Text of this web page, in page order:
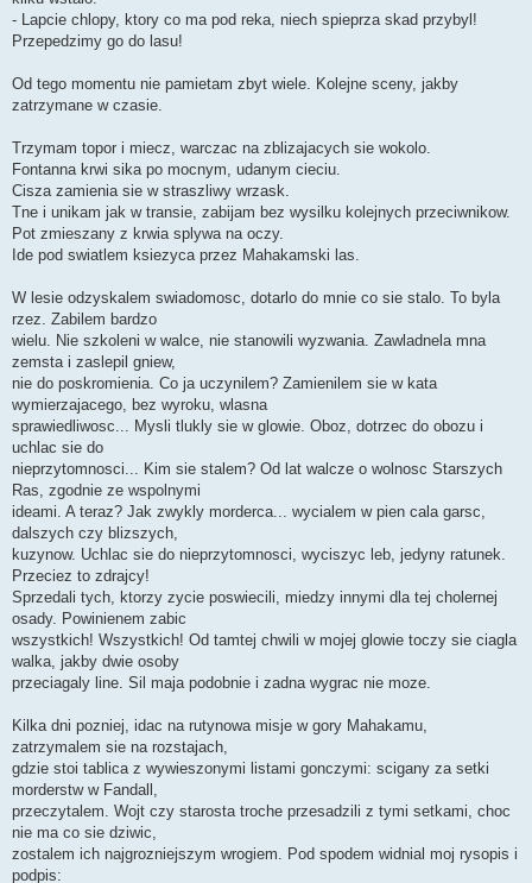
- Lapcie chlopy, ktory co ma pod reka, niech spieprza skad przybyl!
Przepedzimy go do lasu!
Od tego momentu nie pamietam zbyt wiele. Kolejne sceny, jakby
zatrzymane w czasie.
Trzymam topor i miecz, warczac na zblizajacych sie wokolo.
Fontanna krwi sika po mocnym, udanym cieciu.
Cisza zamienia sie w straszliwy wrzask.
Tne i unikam jak w transie, zabijam bez wysilku kolejnych przeciwnikow.
Pot zmieszany z krwia splywa na oczy.
Ide pod swiatlem ksiezyca przez Mahakamski las.
W lesie odzyskalem swiadomosc, dotarlo do mnie co sie stalo. To byla
rzez. Zabilem bardzo
wielu. Nie szkoleni w walce, nie stanowili wyzwania. Zawladnela mna
zemsta i zaslepil gniew,
nie do poskromienia. Co ja uczynilem? Zamienilem sie w kata
wymierzajacego, bez wyroku, wlasna
sprawiedliwosc... Mysli tlukly sie w glowie. Oboz, dotrzec do obozu i
uchlac sie do
nieprzytomnosci... Kim sie stalem? Od lat walcze o wolnosc Starszych
Ras, zgodnie ze wspolnymi
ideami. A teraz? Jak zwykly morderca... wycialem w pien cala garsc,
dalszych czy blizszych,
kuzynow. Uchlac sie do nieprzytomnosci, wyciszyc leb, jedyny ratunek.
Przeciez to zdrajcy!
Sprzedali tych, ktorzy zycie poswiecili, miedzy innymi dla tej cholernej
osady. Powinienem zabic
wszystkich! Wszystkich! Od tamtej chwili w mojej glowie toczy sie ciagla
walka, jakby dwie osoby
przeciagaly line. Sil maja podobnie i zadna wygrac nie moze.
Kilka dni pozniej, idac na rutynowa misje w gory Mahakamu,
zatrzymalem sie na rozstajach,
gdzie stoi tablica z wywieszonymi listami gonczymi: scigany za setki
morderstw w Fandall,
przeczytalem. Wojt czy starosta troche przesadzili z tymi setkami, choc
nie ma co sie dziwic,
zostalem ich najgrozniejszym wrogiem. Pod spodem widnial moj rysopis i
podpis: